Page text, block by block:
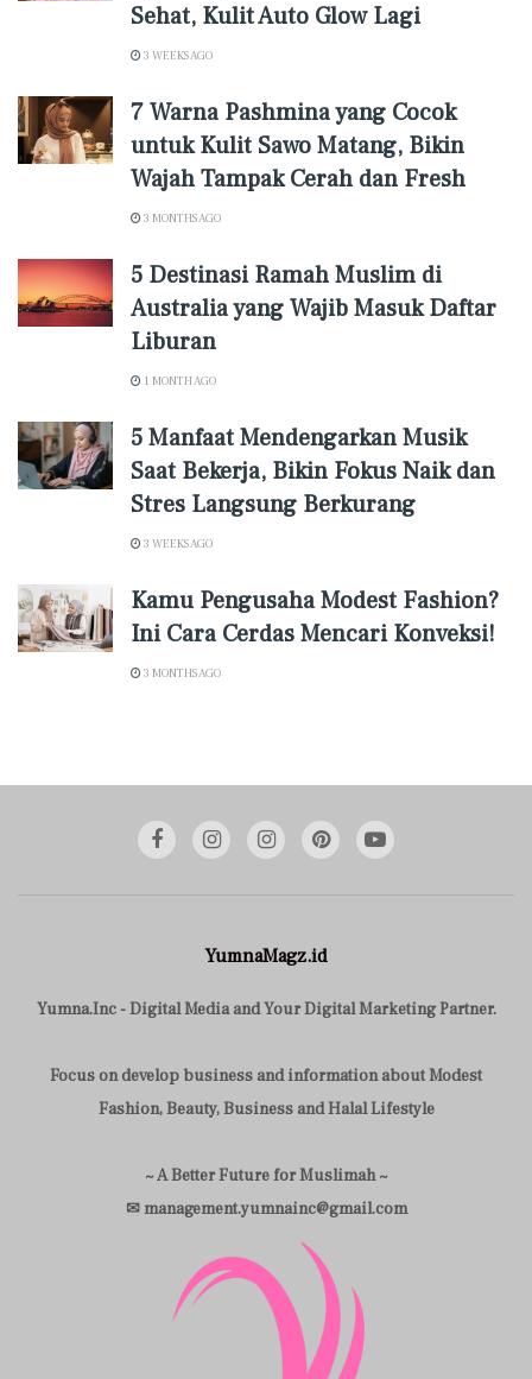
Sehat, Kulit Auto Glow Lagi
3 WEEKS AGO
7 Warna Pashmina yang Cocok
untuk Kulit Sawo Matang, Bikin
Wajah Tampak Cerah dan Fresh
3 MONTHS AGO
5 Destinasi Ramah Muslim di
Australia yang Wajib Masuk Daftar
Liburan
1 MONTH AGO
5 Manfaat Mendengarkan Musik
Saat Bekerja, Bikin Fokus Naik dan
Stres Langsung Berkurang
3 WEEKS AGO
Kamu Pengusaha Modest Fashion?
Ini Cara Cerdas Mencari Konveksi!
3 MONTHS AGO
YumnaMagz.id
Yumna.Inc - Digital Media and Your Digital Marketing Partner.
Focus on develop business and information about Modest
Fashion, Beauty, Business and Halal Lifestyle
~ A Better Future for Muslimah ~
✉ management.yumnainc@gmail.com